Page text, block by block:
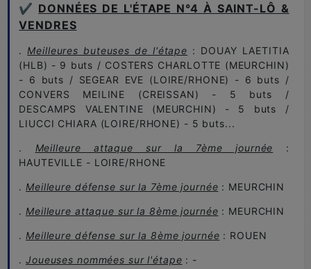
✔️ DONNÉES DE L'ÉTAPE N°4 À SAINT-LÔ &
VENDRES
. Meilleures buteuses de l'étape : DOUAY LAETITIA
(HLB) - 9 buts / COSTERS CHARLOTTE (MEURCHIN)
- 6 buts / SEGEAR EVE (LOIRE/RHONE) - 6 buts /
CONVERS MEILINE (CREISSAN) - 5 buts /
DESCAMPS VALENTINE (MEURCHIN) - 5 buts /
LIUCCI CHIARA (LOIRE/RHONE) - 5 buts...
. Meilleure attaque sur la 7ème journée :
HAUTEVILLE - LOIRE/RHONE
. Meilleure défense sur la 7ème journée : MEURCHIN
. Meilleure attaque sur la 8ème journée : MEURCHIN
. Meilleure défense sur la 8ème journée : ROUEN
.Joueuses nommées sur l'étape : -